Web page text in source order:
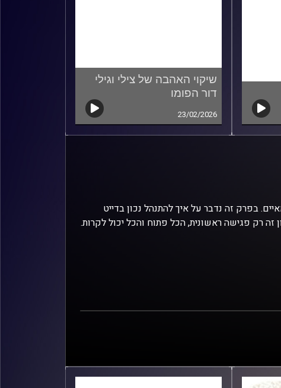
שיקוי האהבה של צילי וגילי
דור הפומו
23/02/2026
בפרק זה נדבר על איך להתנהל נכון בדייט
זה רק פגישה ראשונית, הכל פתוח והכל יכול לקרות.